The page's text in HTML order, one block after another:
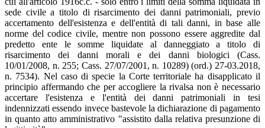
sede civile a titolo di risarcimento dei danni patrimoniali, previo
accertamento dell'esistenza e dell'entità di tali danni, in base alle
norme del codice civile, mentre non possono essere aggredite dal
predetto ente le somme liquidate al danneggiato a titolo di
risarcimento dei danni morali e dei danni biologici (Cass.
10/01/2008, n. 255; Cass. 27/07/2001, n. 10289) (ord.) 27-03.2018,
n. 7534). Nel caso di specie la Corte territoriale ha disapplicato il
principio affermando che per accogliere la rivalsa non è necessario
accertare l'esistenza e l'entità dei danni patrimoniali in tesi
indennizzati essendo invece bastevole la dichiarazione di pagamento
in quanto atto amministrativo "assistito dalla relativa presunzione di